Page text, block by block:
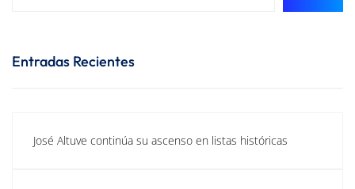
Entradas Recientes
José Altuve continúa su ascenso en listas históricas